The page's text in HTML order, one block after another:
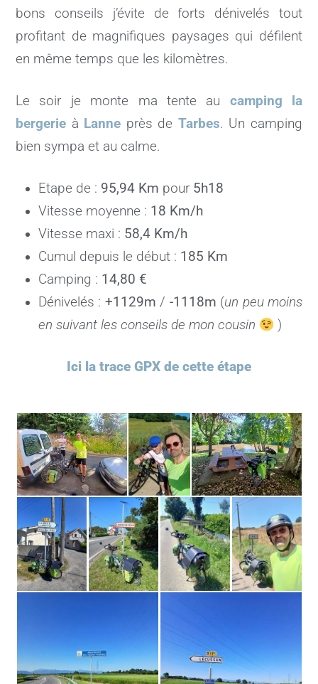
bons conseils j’évite de forts dénivelés tout
profitant de magnifiques paysages qui défilent
en même temps que les kilomètres.
Le soir je monte ma tente au camping la
bergerie à Lanne près de Tarbes. Un camping
bien sympa et au calme.
Etape de : 95,94 Km pour 5h18
Vitesse moyenne : 18 Km/h
Vitesse maxi : 58,4 Km/h
Cumul depuis le début : 185 Km
Camping : 14,80 €
Dénivelés : +1129m / -1118m (un peu moins
en suivant les conseils de mon cousin
)
Ici la trace GPX de cette étape